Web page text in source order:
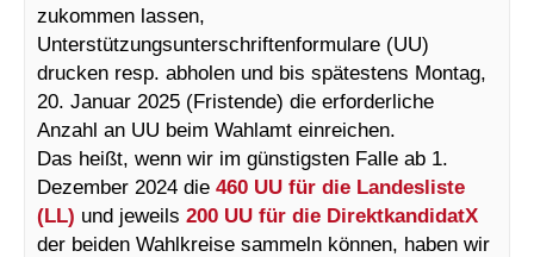
zukommen lassen,
Unterstützungsunterschriftenformulare (UU)
drucken resp. abholen und bis spätestens Montag,
20. Januar 2025 (Fristende) die erforderliche
Anzahl an UU beim Wahlamt einreichen.
Das heißt, wenn wir im günstigsten Falle ab 1.
Dezember 2024 die 460 UU für die Landesliste
(LL) und jeweils 200 UU für die DirektkandidatX
der beiden Wahlkreise sammeln können, haben wir